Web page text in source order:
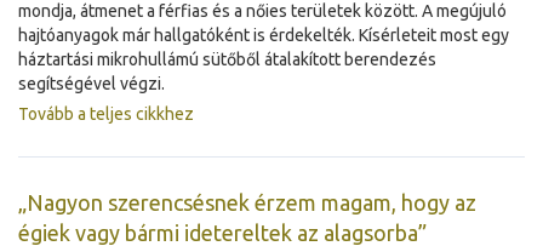
mondja, átmenet a férfias és a nőies területek között. A megújuló
hajtóanyagok már hallgatóként is érdekelték. Kísérleteit most egy
háztartási mikrohullámú sütőből átalakított berendezés
segítségével végzi.
Tovább a teljes cikkhez
„Nagyon szerencsésnek érzem magam, hogy az
égiek vagy bármi idetereltek az alagsorba”